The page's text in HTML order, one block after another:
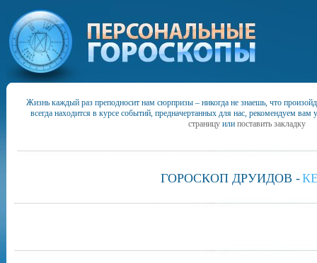
Жизнь каждый раз преподносит нам сюрпризы – никогда не знаешь, что
всегда находится в курсе событий, предначертанных для нас, рекомендуем вам
страницу или поставить закладку
ГОРОСКОП ДРУИДОВ -